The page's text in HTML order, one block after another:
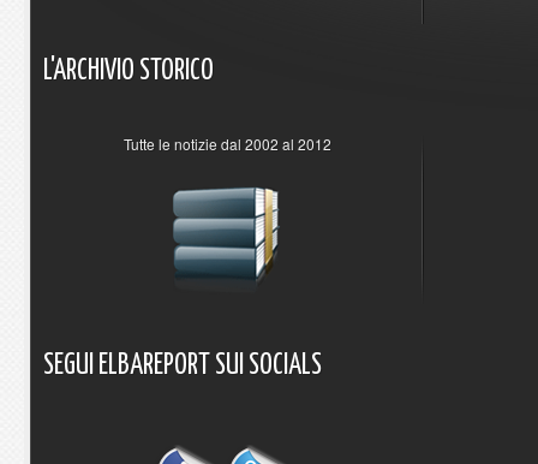
L'ARCHIVIO STORICO
Tutte le notizie dal 2002 al 2012
SEGUI ELBAREPORT SUI SOCIALS